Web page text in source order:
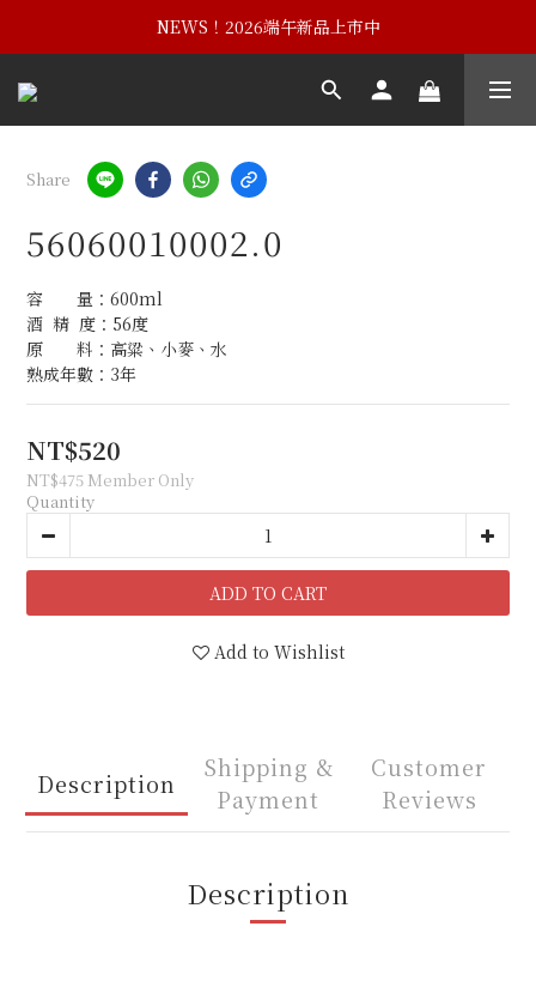
NEWS！黃埔建校102週年紀念酒
NEWS！2026端午新品上市中
NEWS！黃埔建校102週年紀念酒
Share
56060010002.0
容　　量：600ml
酒  精  度：56度
原　　料：高粱、小麥、水
熟成年數：3年
NT$520
NT$475 Member Only
Quantity
ADD TO CART
Add to Wishlist
Description
Shipping &
Payment
Customer
Reviews
Description